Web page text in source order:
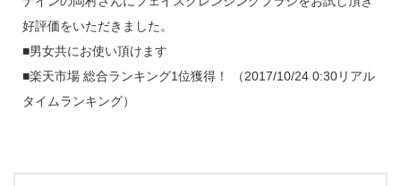
好評価をいただきました。
■男女共にお使い頂けます
■楽天市場 総合ランキング1位獲得！ （2017/10/24 0:30リアル
タイムランキング）